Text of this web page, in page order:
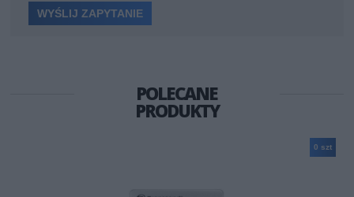
POLECANE
PRODUKTY
0 szt